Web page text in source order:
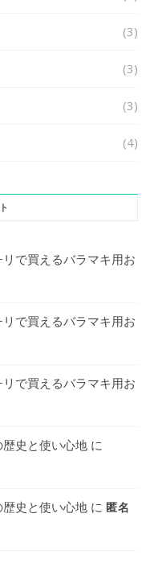
(3)
(3)
(3)
(4)
リで買えるバラマキ用お
リで買えるバラマキ用お
リで買えるバラマキ用お
史と使い心地 に
史と使い心地 に 匿名